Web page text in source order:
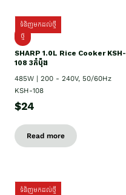
ទំនិញមកដល់ថ្មី
ថ្មី
SHARP 1.០L Rice Cooker KSH-
108 3កំប៉ុង
485W | 200 - 240V, 50/60Hz
KSH-108
$24
Read more
ទំនិញមកដល់ថ្មី